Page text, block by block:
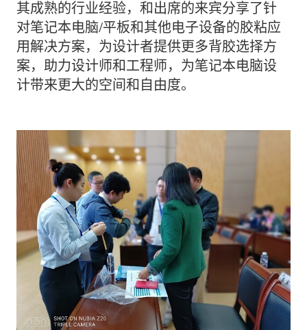
其成熟的行业经验，和出席的来宾分享了针
对笔记本电脑/平板和其他电子设备的胶粘应
用解决方案，为设计者提供更多背胶选择方
案，助力设计师和工程师，为笔记本电脑设
计带来更大的空间和自由度。